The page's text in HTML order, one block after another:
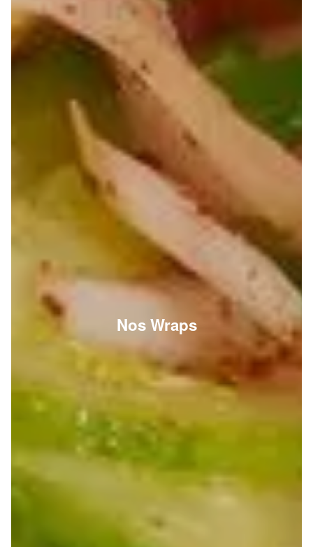
Nos Wraps